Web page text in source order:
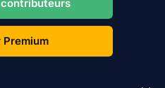
Premium